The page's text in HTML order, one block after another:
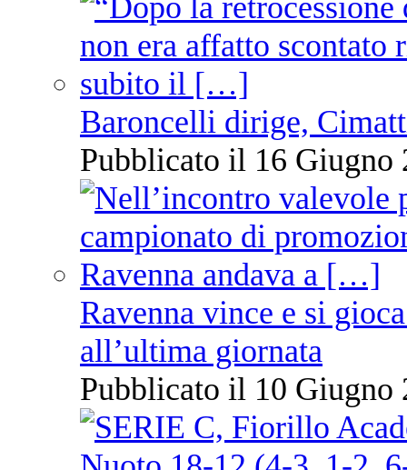
Baroncelli dirige,
Pubblicato il 16 Giugno
Ravenna vince e si
all’ultima giornata
Pubblicato il 10 Giugno